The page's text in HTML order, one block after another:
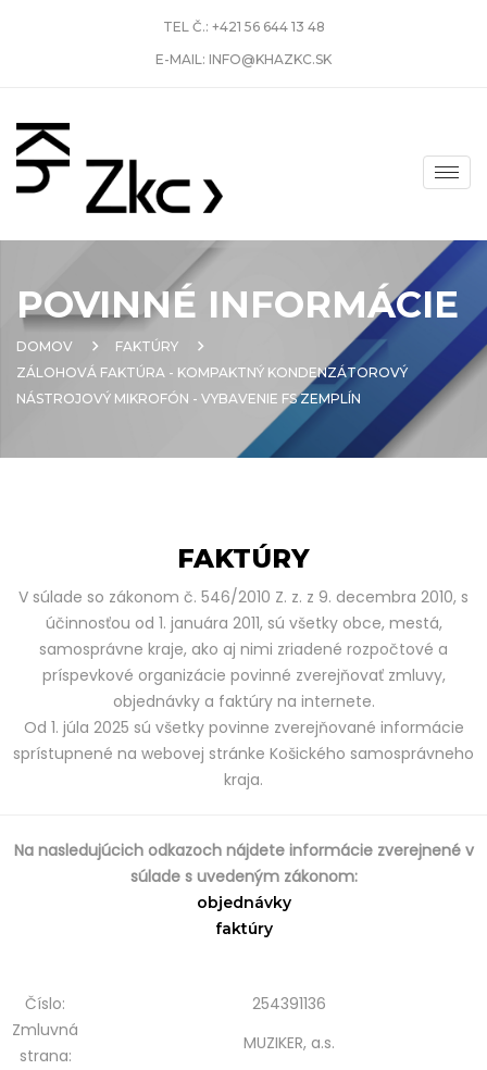
TEL Č.: +421 56 644 13 48
E-MAIL: INFO@KHAZKC.SK
POVINNÉ INFORMÁCIE
DOMOV
FAKTÚRY
ZÁLOHOVÁ FAKTÚRA - KOMPAKTNÝ KONDENZÁTOROVÝ
NÁSTROJOVÝ MIKROFÓN - VYBAVENIE FS ZEMPLÍN
FAKTÚRY
V súlade so zákonom č. 546/2010 Z. z. z 9. decembra 2010, s
účinnosťou od 1. januára 2011, sú všetky obce, mestá,
samosprávne kraje, ako aj nimi zriadené rozpočtové a
príspevkové organizácie povinné zverejňovať zmluvy,
objednávky a faktúry na internete.
Od 1. júla 2025 sú všetky povinne zverejňované informácie
sprístupnené na webovej stránke Košického samosprávneho
kraja.
Na nasledujúcich odkazoch nájdete informácie zverejnené v
súlade s uvedeným zákonom:
objednávky
faktúry
Číslo:
254391136
Zmluvná
strana:
MUZIKER, a.s.